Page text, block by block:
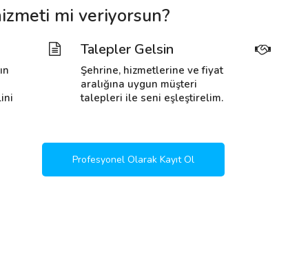
mi veriyorsun?
Talepler Gelsin
Şehrine, hizmetlerine ve fiyat
aralığına uygun müşteri
talepleri ile seni eşleştirelim.
Profesyonel Olarak Kayıt Ol